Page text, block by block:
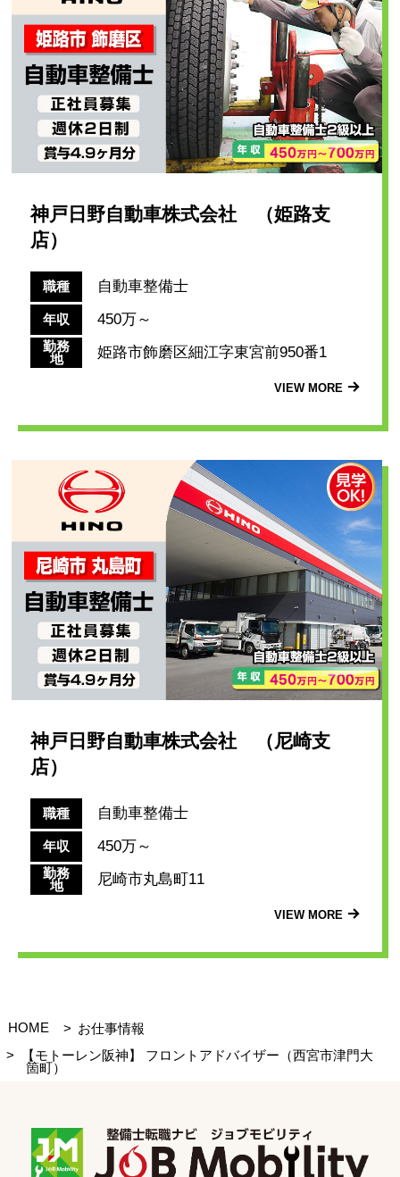
神戸日野自動車株式会社 （姫路支
店）
職種 自動車整備士
年収 450万～
勤務
地
姫路市飾磨区細江字東宮前950番1
VIEW MORE
神戸日野自動車株式会社 （尼崎支
店）
職種 自動車整備士
年収 450万～
勤務
地
尼崎市丸島町11
VIEW MORE
HOME
お仕事情報
【モトーレン阪神】 フロントアドバイザー（西宮市津門大
箇町）